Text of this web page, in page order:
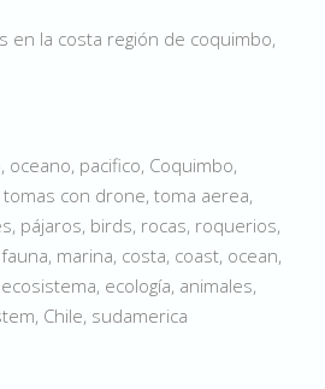
en la costa región de coquimbo,
oceano, pacifico, Coquimbo,
con drone, toma aerea,
pájaros, birds, rocas, roquerios,
marina, costa, coast, ocean,
ecología, animales,
Chile, sudamerica